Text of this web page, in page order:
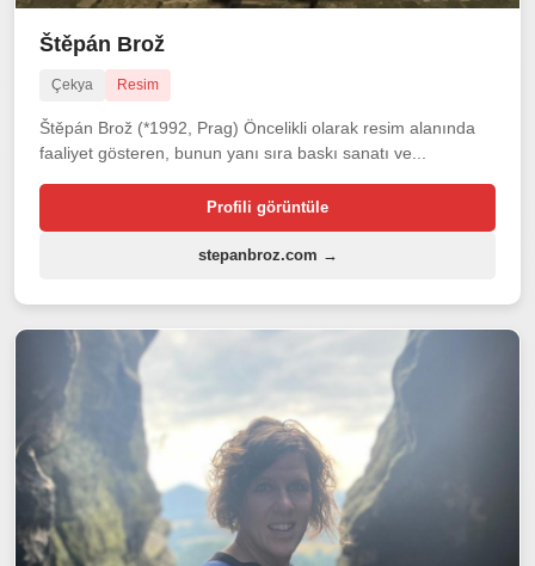
Štěpán Brož
Çekya Resim
Štěpán Brož (*1992, Prag) Öncelikli olarak resim alanında
faaliyet gösteren, bunun yanı sıra baskı sanatı ve...
Profili görüntüle
stepanbroz.com →